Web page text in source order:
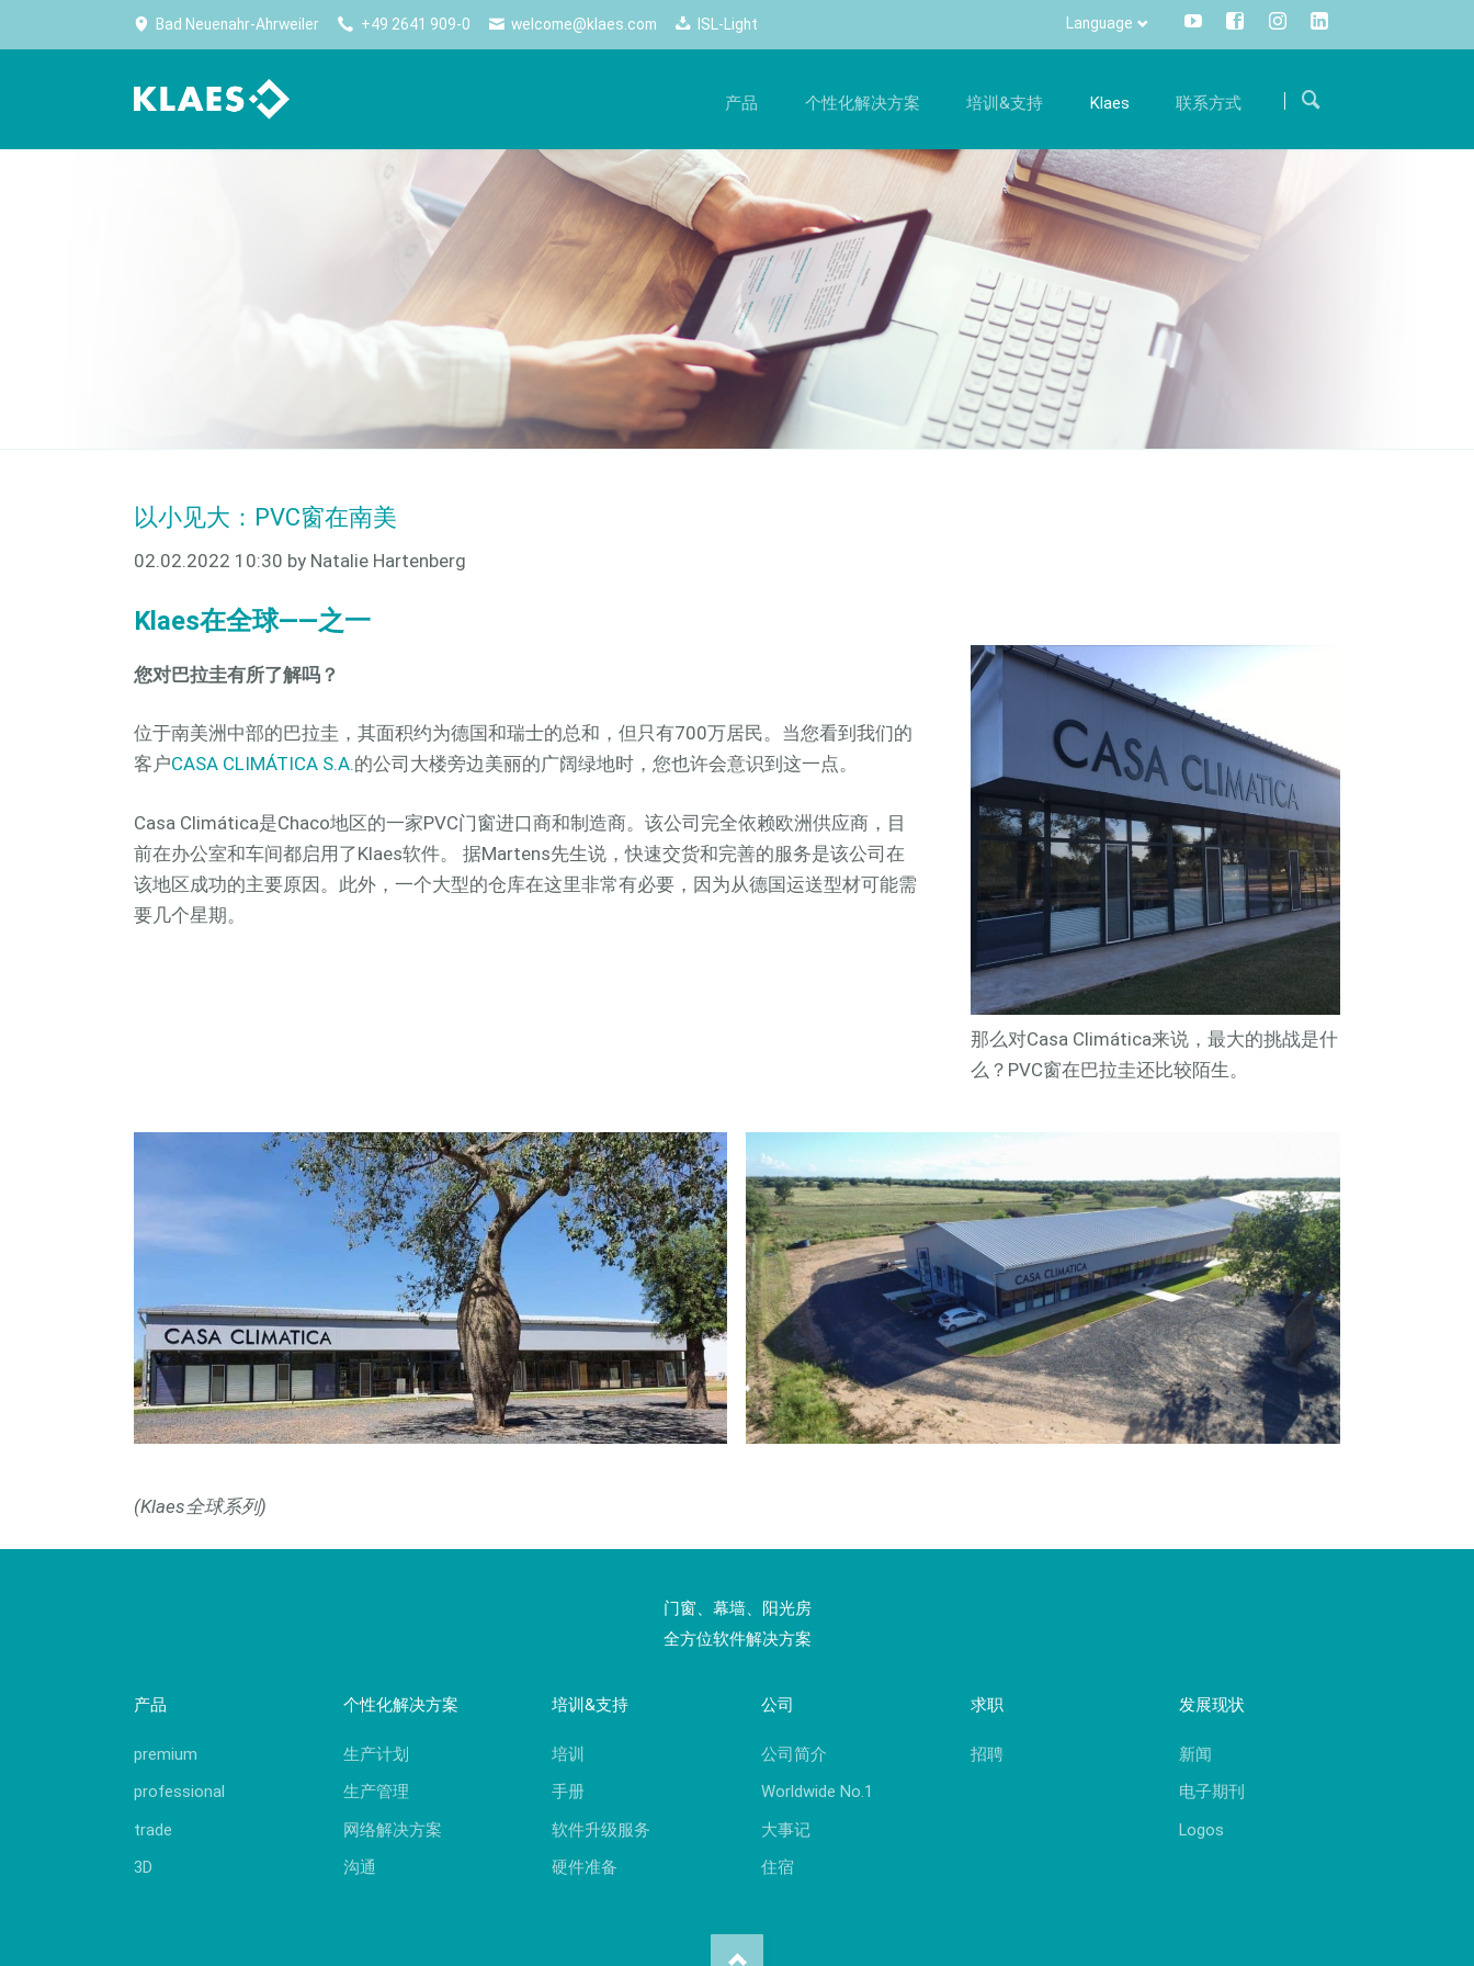
Bad Neuenahr-Ahrweiler +49 2641 909-0 welcome@klaes.com ISL-Light Language
navigation
产品
适合门窗制造专家的全方位解决方案
Klaes professional
实现自动化生产、适合各类门窗制造
Klaes trade
经销商门窗设计软件解决方案
阳光房、幕墙软件解决方案
个性化解决方案
生产管理
优化工作流程，提升生产质量
设备控制
卷帘配置器
门板配置
门设计师
CAM 2D
使用网络解决方案，尽享自由体验
网络商店
经销商端口
商务云
网页跟踪
经销商云服务
沟通
一键便可获取所有信息，灵活，全面
信息管理
CRM
DMS
培训&支持
手册
软件升级服务
硬件准备
Klaes
Klaes——门窗、幕墙、阳光房行业内，全球最大的
最新动态
随时掌握最新动态 ——Klaes的所有新闻和重要活动
一目了然。
电子期刊
Logos
成为我们国际团队的一员，用您的专业知识支持我
们。
招聘
联系方式
国际
热线电话
联系方式
以小见大：PVC窗在南美
02.02.2022 10:30 by Natalie Hartenberg
Klaes在全球——之一
您对巴拉圭有所了解吗？
位于南美洲中部的巴拉圭，其面积约为德国和瑞士的总和，但只有700万居民。当您看到我们的
客户CASA CLIMÁTICA S.A.的公司大楼旁边美丽的广阔绿地时，您也许会意识到这一点。
Casa Climática是Chaco地区的一家PVC门窗进口商和制造商。该公司完全依赖欧洲供应商，目
前在办公室和车间都启用了Klaes软件。 据Martens先生说，快速交货和完善的服务是该公司在
该地区成功的主要原因。此外，一个大型的仓库在这里非常有必要，因为从德国运送型材可能需
要几个星期。
那么对Casa Climática来说，最大的挑战是什
么？PVC窗在巴拉圭还比较陌生。
(Klaes全球系列)
门窗、幕墙、阳光房
全方位软件解决方案
产品
premium
professional
trade
3D
个性化解决方案
生产计划
生产管理
网络解决方案
沟通
培训&支持
培训
手册
软件升级服务
硬件准备
公司
公司简介
Worldwide No.1
大事记
住宿
求职
招聘
发展现状
新闻
电子期刊
Logos